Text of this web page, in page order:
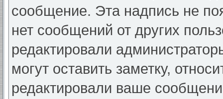
сообщение. Эта надпись не
нет сообщений от других
редактировали
могут оставить заметку,
редактировали ваше